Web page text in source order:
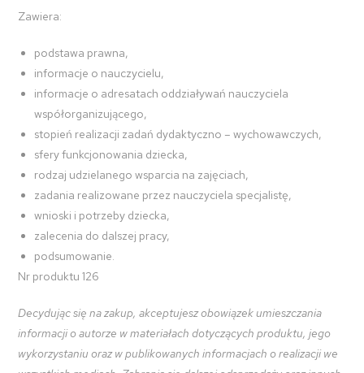
Zawiera:
podstawa prawna,
informacje o nauczycielu,
informacje o adresatach oddziaływań nauczyciela
współorganizującego,
stopień realizacji zadań dydaktyczno – wychowawczych,
sfery funkcjonowania dziecka,
rodzaj udzielanego wsparcia na zajęciach,
zadania realizowane przez nauczyciela specjalistę,
wnioski i potrzeby dziecka,
zalecenia do dalszej pracy,
podsumowanie.
Nr produktu 126
Decydując się na zakup, akceptujesz obowiązek umieszczania
informacji o autorze w materiałach dotyczących produktu, jego
wykorzystaniu oraz w publikowanych informacjach o realizacji we